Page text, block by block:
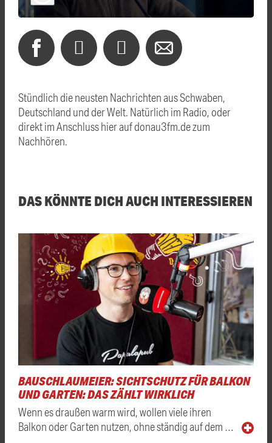
Stündlich die neusten Nachrichten aus Schwaben,
Deutschland und der Welt. Natürlich im Radio, oder
direkt im Anschluss hier auf donau3fm.de zum
Nachhören.
DAS KÖNNTE DICH AUCH INTERESSIEREN
BAUSCHLAUMEIER: SICHTSCHUTZ FÜR BALKON
UND GARTEN: DAS ZÄHLT WIRKLICH
Wenn es draußen warm wird, wollen viele ihren
Balkon oder Garten nutzen, ohne ständig auf dem …